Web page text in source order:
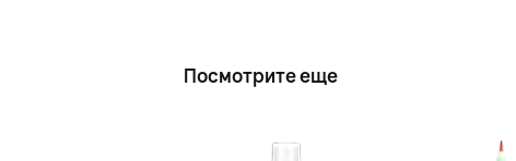
Посмотрите еще